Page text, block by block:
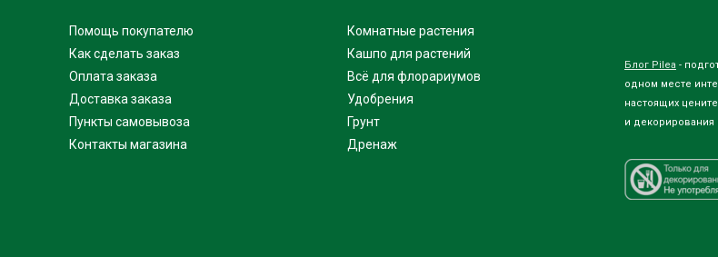
Помощь покупателю
Как сделать заказ
Оплата заказа
Доставка заказа
Пункты самовывоза
Контакты магазина
Комнатные растения
Кашпо для растений
Всё для флорариумов
Удобрения
Грунт
Дренаж
Блог Pilea -
одном месте
настоящих
и декорирования